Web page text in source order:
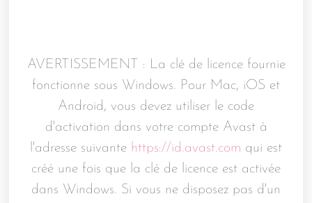
AVERTISSEMENT : La clé de licence fournie
fonctionne sous Windows. Pour Mac, iOS et
Android, vous devez utiliser le code
d'activation dans votre compte Avast à
l'adresse suivante https://id.avast.com qui est
créé une fois que la clé de licence est activée
dans Windows. Si vous ne disposez pas d'un